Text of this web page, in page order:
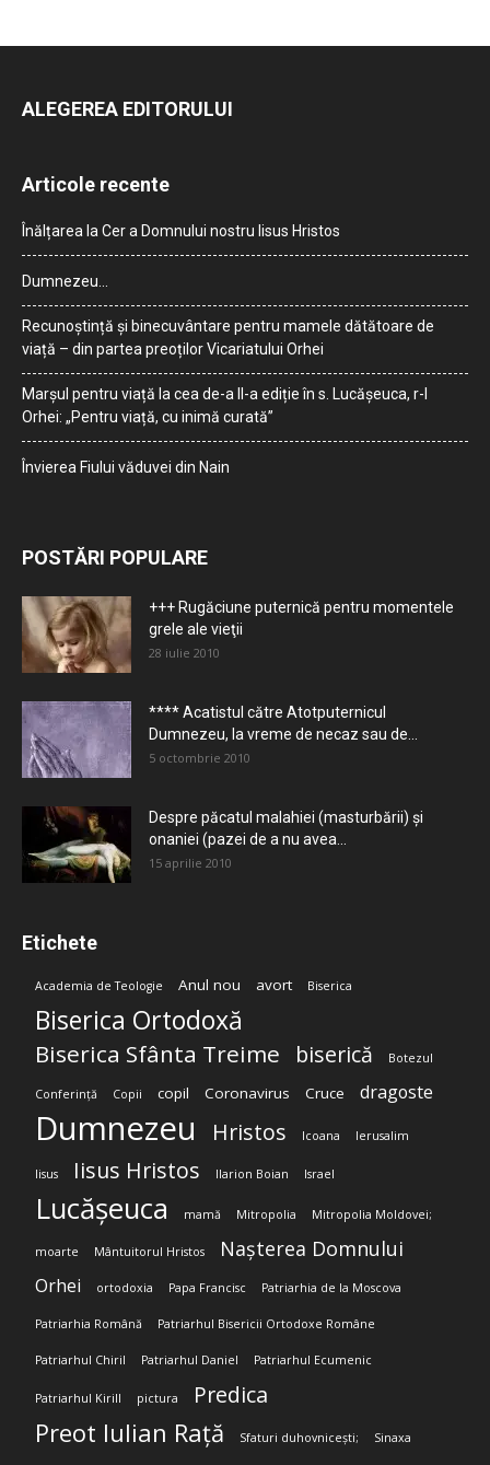
ALEGEREA EDITORULUI
Articole recente
Înălțarea la Cer a Domnului nostru Iisus Hristos
Dumnezeu…
Recunoștință și binecuvântare pentru mamele dătătoare de
viață – din partea preoților Vicariatului Orhei
Marșul pentru viață la cea de-a II-a ediție în s. Lucășeuca, r-l
Orhei: „Pentru viață, cu inimă curată”
Învierea Fiului văduvei din Nain
POSTĂRI POPULARE
+++ Rugăciune puternică pentru momentele
grele ale vieţii
28 iulie 2010
**** Acatistul către Atotputernicul
Dumnezeu, la vreme de necaz sau de...
5 octombrie 2010
Despre păcatul malahiei (masturbării) şi
onaniei (pazei de a nu avea...
15 aprilie 2010
Etichete
Academia de Teologie Anul nou avort Biserica
Biserica Ortodoxă
Biserica Sfânta Treime biserică Botezul
Conferință Copii copil Coronavirus Cruce dragoste
Dumnezeu Hristos Icoana Ierusalim
Iisus Iisus Hristos Ilarion Boian Israel
Lucășeuca mamă Mitropolia Mitropolia Moldovei;
moarte Mântuitorul Hristos Nașterea Domnului
Orhei ortodoxia Papa Francisc Patriarhia de la Moscova
Patriarhia Română Patriarhul Bisericii Ortodoxe Române
Patriarhul Chiril Patriarhul Daniel Patriarhul Ecumenic
Patriarhul Kirill pictura Predica
Preot Iulian Rață Sfaturi duhovnicești; Sinaxa